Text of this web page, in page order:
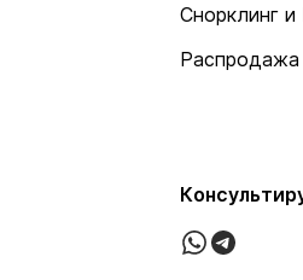
Снорклинг и
Распродажа